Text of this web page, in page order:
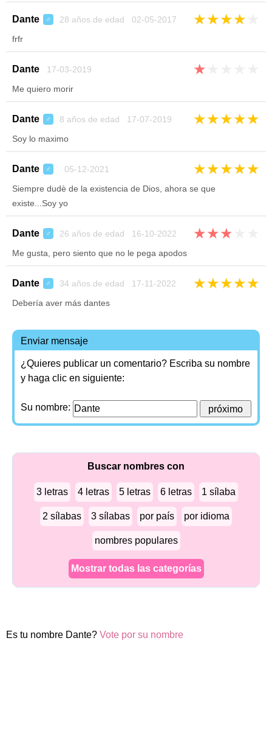
Dante ♂ 28 años de edad 02-05-2017 ★★★★
frfr
Dante 17-03-2019 ★
Me quiero morir
Dante ♂ 8 años de edad 17-07-2019 ★★★★★
Soy lo maximo
Dante ♂ 05-12-2021 ★★★★★
Siempre dudè de la existencia de Dios, ahora se que
existe...Soy yo
Dante ♂ 26 años de edad 16-10-2022 ★★★
Me gusta, pero siento que no le pega apodos
Dante ♂ 34 años de edad 17-11-2022 ★★★★★
Debería aver más dantes
Enviar mensaje
¿Quieres publicar un comentario? Escriba su nombre
y haga clic en siguiente:
Su nombre:
Buscar nombres con
3 letras 4 letras 5 letras 6 letras 1 sílaba
2 sílabas 3 sílabas por país por idioma
nombres populares
Mostrar todas las categorías
Es tu nombre Dante? Vote por su nombre